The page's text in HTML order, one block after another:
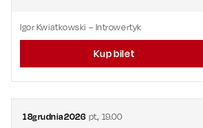
Igor Kwiatkowski – Introwertyk
Kup bilet
18grudnia2026 pt.,19.00